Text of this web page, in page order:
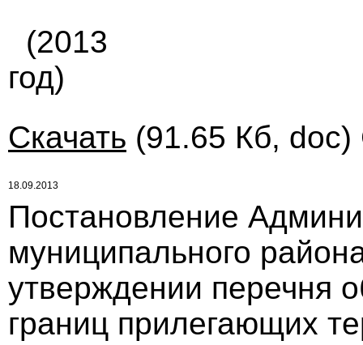
(2013
год)
Скачать (91.65 Кб, doc)
18.09.2013
Постановление
муниципального
утверждении перечня
границ прилегающих